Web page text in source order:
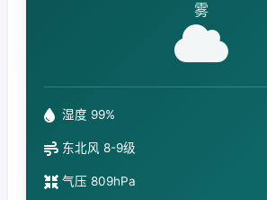
雾
湿度 99%
东北风 8-9级
气压 809hPa